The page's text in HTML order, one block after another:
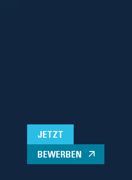
JETZT
BEWERBEN